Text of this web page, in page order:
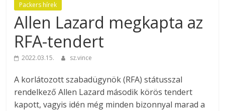
Packers hírek
Allen Lazard megkapta az
RFA-tendert
2022.03.15. sz.vince
A korlátozott szabadügynök (RFA) státusszal
rendelkező Allen Lazard második körös tendert
kapott, vagyis idén még minden bizonnyal marad a